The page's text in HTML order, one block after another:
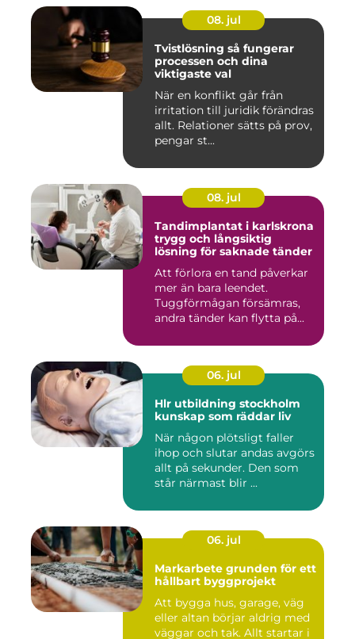
08. jul
Tvistlösning så fungerar
processen och dina
viktigaste val
När en konflikt går från
irritation till juridik förändras
allt. Relationer sätts på prov,
pengar st...
08. jul
Tandimplantat i karlskrona
trygg och långsiktig
lösning för saknade tänder
Att förlora en tand påverkar
mer än bara leendet.
Tuggförmågan försämras,
andra tänder kan flytta på...
06. jul
Hlr utbildning stockholm
kunskap som räddar liv
När någon plötsligt faller
ihop och slutar andas avgörs
allt på sekunder. Den som
står närmast blir ...
06. jul
Markarbete grunden för ett
hållbart byggprojekt
Att bygga hus, garage, väg
eller altan börjar aldrig med
väggar och tak. Allt startar i